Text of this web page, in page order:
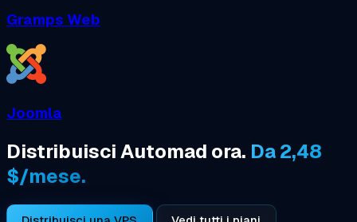
Gramps Web
Joomla
Distribuisci Automad ora. Da 2,48
$/mese.